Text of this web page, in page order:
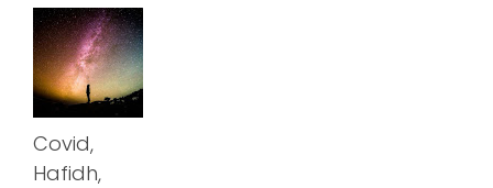
Covid,
Hafidh,